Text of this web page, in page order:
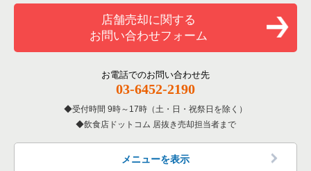
千葉県の寿司の居抜き売却物件の案件一覧
千葉県の焼肉の居抜き売却物件の案件一覧
千葉県のアジア料理の居抜き売却物件の案件一覧
千葉県のカフェの居抜き売却物件の案件一覧
千葉県のテイクアウトの居抜き売却物件の案件一覧
松戸市の鉄板焼き・お好み焼の居抜き売却物件の案件一覧
松戸市のアジア料理の居抜き売却物件の案件一覧
松戸市のテイクアウトの居抜き売却物件の案件一覧
松戸市のお弁当・惣菜・デリの居抜き売却物件の案件一覧
松戸市のカラオケ・パブ・スナックの居抜き売却物件の案件一
松戸駅の鉄板焼き・お好み焼の居抜き売却物件の案件一覧
松戸駅のカフェの居抜き売却物件の案件一覧
松戸駅の居酒屋・ダイニングバーの居抜き売却物件の案件一覧
松戸駅の和食の居抜き売却物件の案件一覧
松戸駅の洋食の居抜き売却物件の案件一覧
北国分駅のその他の居抜き売却物件の案件一覧
松戸市の1階の飲食店の居抜き売却物件の案件一覧
松戸駅の1階の飲食店の居抜き売却物件の案件一覧
千葉県の1階のラーメンの居抜き売却物件の案件一覧
千葉県の20坪以下の飲食店の居抜き売却物件の案件一覧
松戸市の20坪以下の飲食店の居抜き売却物件の案件一覧
店舗売却に関する
お問い合わせフォーム
お電話でのお問い合わせ先
03-6452-2190
受付時間 9時～17時（土・日・祝祭日を除く）
飲食店ドットコム 居抜き売却担当者まで
メニューを表示